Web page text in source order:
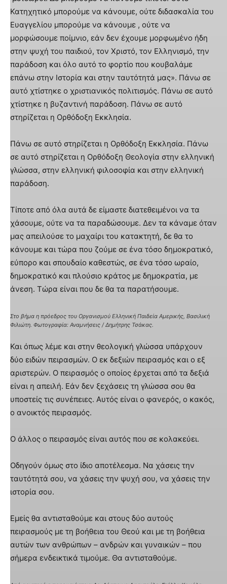
Κατηχητικό μπορούμε να κάνουμε, ούτε διδασκαλία του
Ευαγγελίου μπορούμε να κάνουμε , ούτε να
μορφώσουμε ποίμνιο, εάν δεν έχουμε μορφωμένο ήδη
στην ψυχή του παιδιού, τον Χριστό, τον Ελληνισμό, την
παράδοση και όλο αυτό το φορτίο που κουβαλάμε
επάνω στην Ιστορία και στην ταυτότητά μας». Πάνω σε
αυτό χτίστηκε ο χριστιανικός πολιτισμός. Πάνω σε αυτό
χτίστηκε η βυζαντινή παράδοση. Πάνω σε αυτό
στηρίζεται η Ορθόδοξη Εκκλησία.
Πάνω σε αυτό στηρίζεται η Ορθόδοξη Εκκλησία. Πάνω
σε αυτό στηρίζεται η Ορθόδοξη Θεολογία στην ελληνική
γλώσσα, στην ελληνική φιλοσοφία και στην ελληνική
παράδοση.
Τίποτε από όλα αυτά δε είμαστε διατεθειμένοι να τα
χάσουμε, ούτε να τα παραδώσουμε. Δεν τα κάναμε όταν
μας απειλούσε το μαχαίρι του κατακτητή, δε θα το
κάνουμε και τώρα που ζούμε σε ένα τόσο δημοκρατικό,
εύπορο και σπουδαίο καθεστώς, σε ένα τόσο ωραίο,
δημοκρατικό και πλούσιο κράτος με δημοκρατία, με
άνεση. Τώρα είναι που δε θα τα παρατήσουμε.
Στο βήμα η πρόεδρος του Οργανισμού Ελληνική Παιδεία Αμερικής, Βασιλική
Φιλιώτη. Φωτογραφία: Αναμνήσεις / Δημήτρης Τσάκας.
Και όπως λέμε και στην θεολογική γλώσσα υπάρχουν
δύο ειδών πειρασμών. Ο εκ δεξιών πειρασμός και ο εξ
αριστερών. Ο πειρασμός ο οποίος έρχεται από τα δεξιά
είναι η απειλή. Εάν δεν ξεχάσεις τη γλώσσα σου θα
υποστείς τις συνέπειες. Αυτός είναι ο φανερός, ο κακός,
ο ανοικτός πειρασμός.
Ο άλλος ο πειρασμός είναι αυτός που σε κολακεύει.
Οδηγούν όμως στο ίδιο αποτέλεσμα. Να χάσεις την
ταυτότητά σου, να χάσεις την ψυχή σου, να χάσεις την
ιστορία σου.
Εμείς θα αντισταθούμε και στους δύο αυτούς
πειρασμούς με τη βοήθεια του Θεού και με τη βοήθεια
αυτών των ανθρώπων – ανδρών και γυναικών – που
σήμερα ενδεικτικά τιμούμε. Θα αντισταθούμε.